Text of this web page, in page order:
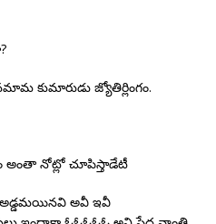
కుమారుడు జ్యోతిర్లింగం.
అంతా నోట్లో చూపిస్తాడేటీ
అడ్డమయినవి అవీ ఇవీ